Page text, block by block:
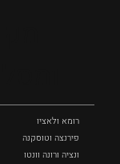
רומא ולאציו
פירנצה וטוסקנה ‏
ונציה ורונה וונטו